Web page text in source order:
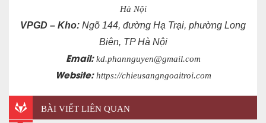
Hà Nội
VPGD – Kho: Ngõ 144, đường Hạ Trại, phường Long
Biên, TP Hà Nội
Email:kd.phannguyen@gmail.com
Website:https://chieusangngoaitroi.com
BÀI VIẾT LIÊN QUAN